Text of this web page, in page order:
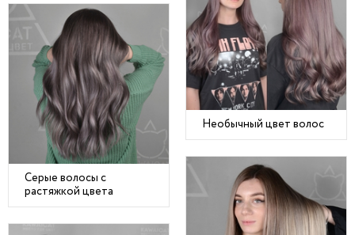
Необычный цвет волос
Серые волосы с
растяжкой цвета